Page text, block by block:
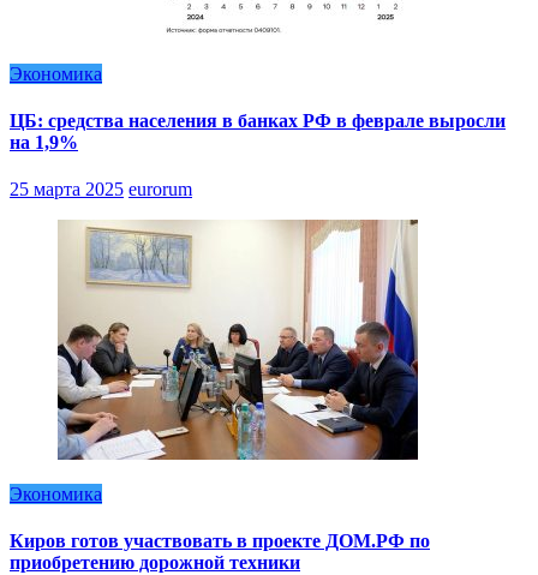
Экономика
ЦБ: средства населения в банках РФ в феврале выросли
на 1,9%
25 марта 2025 eurorum
Экономика
Киров готов участвовать в проекте ДОМ.РФ по
приобретению дорожной техники